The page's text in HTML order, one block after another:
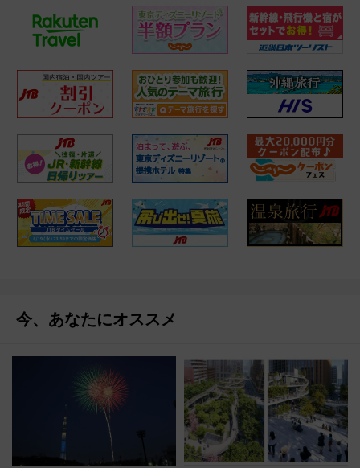
今、あなたにオススメ